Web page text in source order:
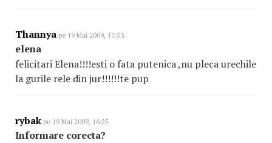
Thannya pe 19 Mai 2009, 17:53
elena
felicitari Elena!!!!esti o fata putenica ,nu pleca urechile
la gurile rele din jur!!!!!!te pup
rybak pe 19 Mai 2009, 16:25
Informare corecta?